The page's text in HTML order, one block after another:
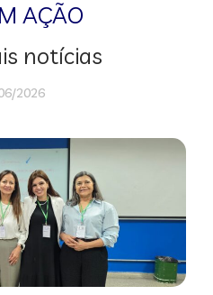
AÇÃO
notícias
2026